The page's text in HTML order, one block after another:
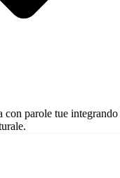
con parole tue